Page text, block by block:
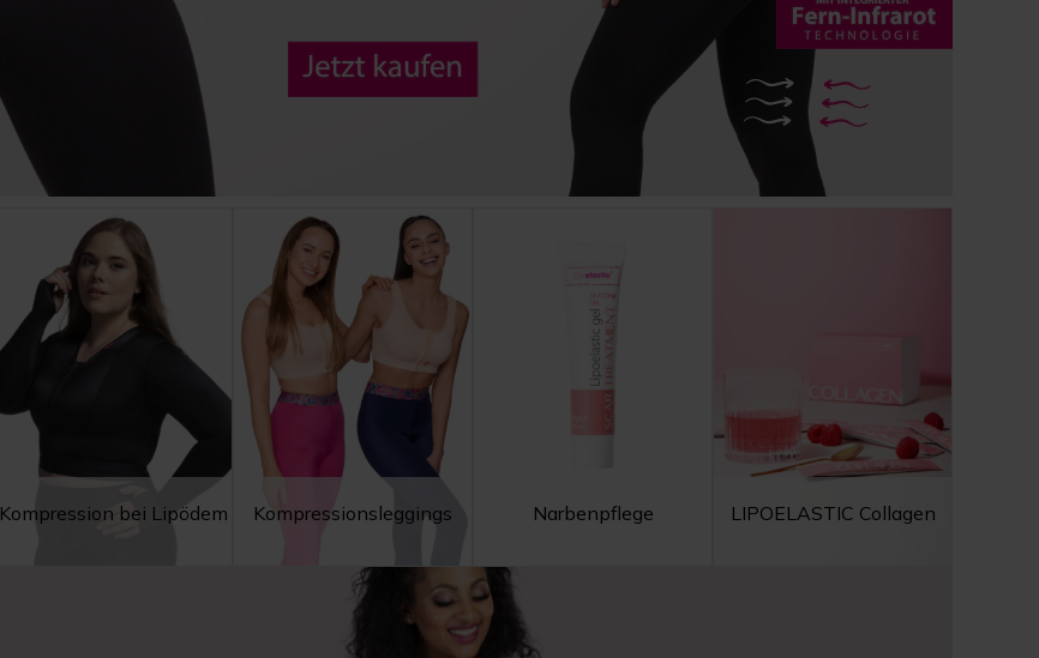
Kompression bei Lipödem Kompressionsleggings Narbenpflege LIPOELASTIC Collagen